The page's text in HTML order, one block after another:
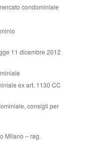
condominiale
11 dicembre 2012
ex art. 1130 CC
consigli per
Milano – rag.